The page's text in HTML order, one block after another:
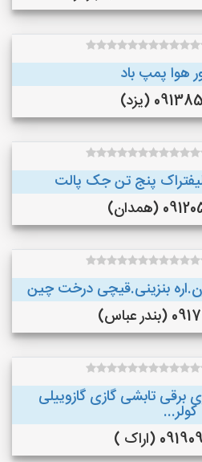
هوا پمپ باد
(یزد)
پنج تن جک پالت
(همدان)
بنزینی.قیچی درخت چین
عباس)
برقی تابشی گازی گازوییلی
کولر...
(اراک )